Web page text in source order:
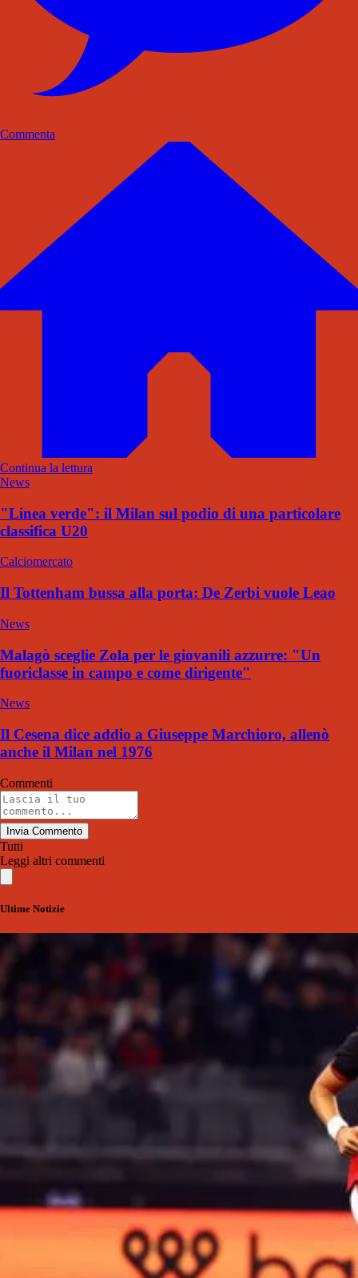
Commenta
Continua la lettura
News
"Linea verde": il Milan sul podio di una particolare
classifica U20
Calciomercato
Il Tottenham bussa alla porta: De Zerbi vuole Leao
News
Malagò sceglie Zola per le giovanili azzurre: "Un
fuoriclasse in campo e come dirigente"
News
Il Cesena dice addio a Giuseppe Marchioro, allenò
anche il Milan nel 1976
Commenti
Invia Commento
Tutti
Leggi altri commenti
Ultime Notizie